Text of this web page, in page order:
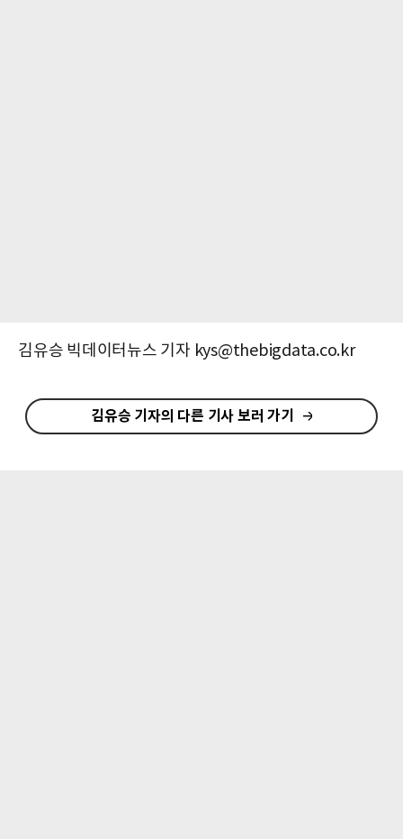
김유승 빅데이터뉴스 기자 kys@thebigdata.co.kr
김유승 기자의 다른 기사 보러 가기